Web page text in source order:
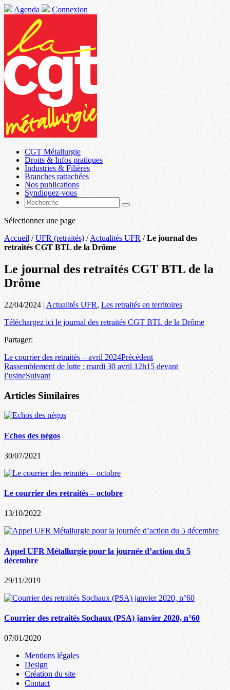
Agenda Connexion
CGT Métallurgie
Droits & Infos pratiques
Industries & Filières
Branches rattachées
Nos publications
Syndiquez-vous
Sélectionner une page
Accueil /UFR (retraités) /Actualités UFR /Le journal des
retraités CGT BTL de la Drôme
Le journal des retraités CGT BTL de la
Drôme
22/04/2024 | Actualités UFR, Les retraités en territoires
Téléchargez ici le journal des retraités CGT BTL de la Drôme
Partager:
Le courrier des retraités – avril 2024Précédent
Rassemblement de lutte : mardi 30 avril 12h15 devant
l’usineSuivant
Articles Similaires
Echos des négos
30/07/2021
Le courrier des retraités – octobre
13/10/2022
Appel UFR Métallurgie pour la journée d’action du 5
décembre
29/11/2019
Courrier des retraités Sochaux (PSA) janvier 2020, n°60
07/01/2020
Mentions légales
Design
Création du site
Contact